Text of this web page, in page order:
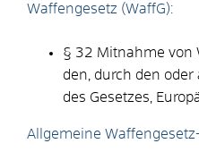
Waffengesetz (WaffG):
§ 32 Mitnahme von
den, durch den
des Gesetzes,
Allgemeine